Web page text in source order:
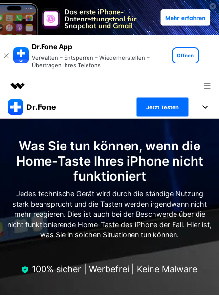
Dr.Fone App
Verwalten – Entsperren – Wiederherstellen –
Übertragen Ihres Telefons
Öffnen
Top-Produkte
Dienstprogramme
Überblick
Lösungen
Über uns
Shop
Support
Dr.Fone Jetzt Testen
Alles-in-einem-Toolkit
Weitere Tools und Apps
Lösungen
Entdecken Sie weitere Dr.Fone-Lösungen
Lernen und Unterstützung
Ressourcen & Lernen
Hilfe und Unterstützung erhalten
Android 16 FRP-Umgehung
DOWNLOAD Anmelden
Suchen
Was Sie tun können, wenn die
Home-Taste Ihres iPhone nicht
funktioniert
Jedes technische Gerät wird durch die ständige Nutzung
stark beansprucht und die Tasten werden irgendwann nicht
mehr reagieren. Dies ist auch bei der Beschwerde über die
nicht funktionierende Home-Taste des iPhone der Fall. Hier ist,
was Sie in solchen Situationen tun können.
100% sicher | Werbefrei | Keine Malware